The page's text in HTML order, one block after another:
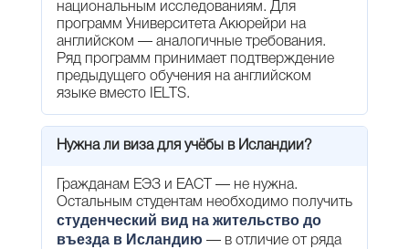
национальным исследованиям. Для
программ Университета Акюрейри на
английском — аналогичные требования.
Ряд программ принимает подтверждение
предыдущего обучения на английском
языке вместо IELTS.
Нужна ли виза для учёбы в Исландии?
Гражданам ЕЭЗ и ЕАСТ — не нужна.
Остальным студентам необходимо получить
студенческий вид на жительство до
въезда в Исландию — в отличие от ряда